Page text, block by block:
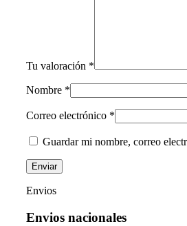
Tu valoración *
Nombre *
Correo electrónico *
Guardar mi nombre, correo
Envios
Envios nacionales